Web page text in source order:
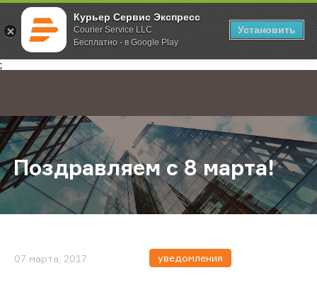
Курьер Сервис Экспресс
Courier Service LLC
Бесплатно - в Google Play
Установить
;
Главная О компании Новости Поздравляем с 8 марта!
Поздравляем с 8 марта!
07 марта, 2017 уведомления